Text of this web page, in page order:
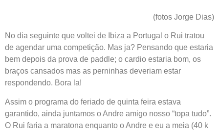
(fotos Jorge Dias)
No dia seguinte que voltei de Ibiza a Portugal o Rui tratou
de agendar uma competição. Mas ja? Pensando que estaria
bem depois da prova de paddle; o cardio estaria bom, os
braços cansados mas as perninhas deveriam estar
respondendo. Bora la!
Assim o programa do feriado de quinta feira estava
garantido, ainda juntamos o Andre amigo nosso “topa tudo”.
O Rui faria a maratona enquanto o Andre e eu a meia (40 k